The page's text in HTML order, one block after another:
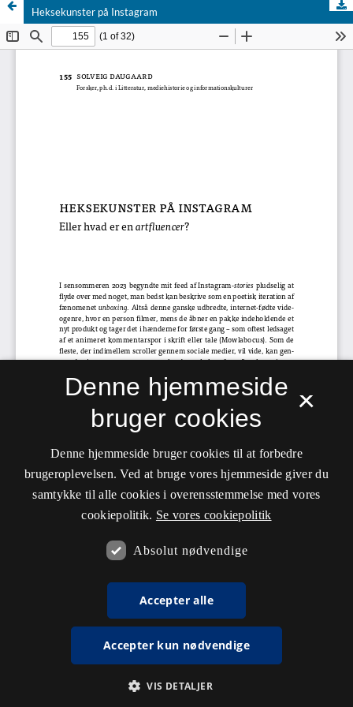
Heksekunster på Instagram
×
Denne hjemmeside
bruger cookies
Denne hjemmeside bruger cookies til at forbedre
brugeroplevelsen. Ved at bruge vores hjemmeside giver du
samtykke til alle cookies i overensstemmelse med vores
cookiepolitik. Se vores cookiepolitik
Absolut nødvendige
Accepter alle
Accepter kun nødvendige
VIS DETALJER